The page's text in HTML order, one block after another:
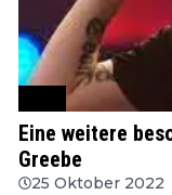
Eine weitere
Greebe
25 Oktober 2022